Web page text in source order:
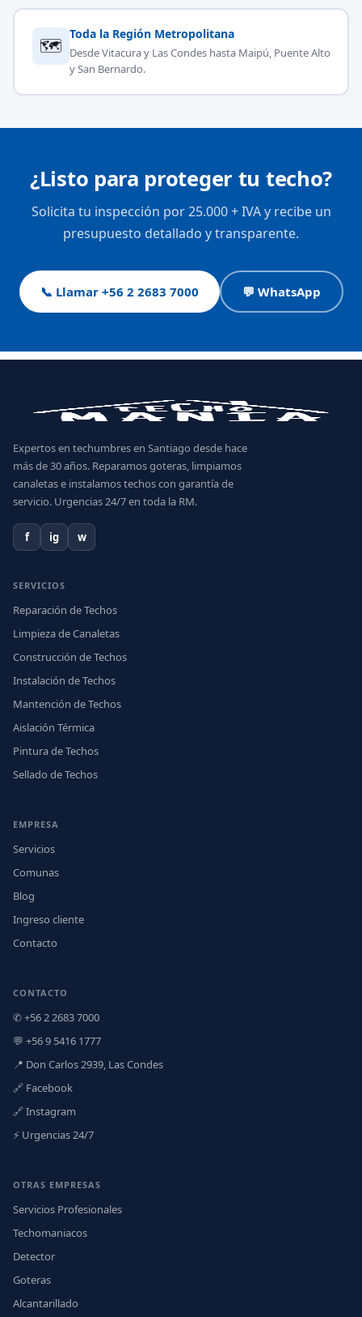
🗺
Toda la Región Metropolitana
Desde Vitacura y Las Condes hasta Maipú, Puente Alto
y San Bernardo.
¿Listo para proteger tu techo?
Solicita tu inspección por 25.000 + IVA y recibe un
presupuesto detallado y transparente.
📞 Llamar +56 2 2683 7000 💬 WhatsApp
Expertos en techumbres en Santiago desde hace
más de 30 años. Reparamos goteras, limpiamos
canaletas e instalamos techos con garantía de
servicio. Urgencias 24/7 en toda la RM.
f ig w
SERVICIOS
Reparación de Techos
Limpieza de Canaletas
Construcción de Techos
Instalación de Techos
Mantención de Techos
Aislación Térmica
Pintura de Techos
Sellado de Techos
EMPRESA
Servicios
Comunas
Blog
Ingreso cliente
Contacto
CONTACTO
✆ +56 2 2683 7000
💬 +56 9 5416 1777
📍 Don Carlos 2939, Las Condes
🔗 Facebook
🔗 Instagram
⚡ Urgencias 24/7
OTRAS EMPRESAS
Servicios Profesionales
Techomaniacos
Detector
Goteras
Alcantarillado